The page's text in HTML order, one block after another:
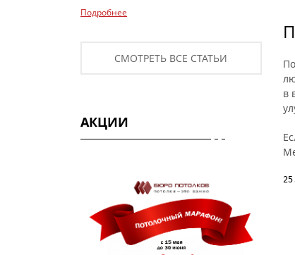
Подробнее
СМОТРЕТЬ ВСЕ СТАТЬИ
АКЦИИ
в